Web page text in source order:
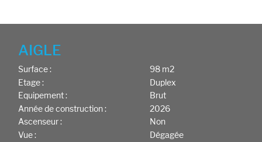
AIGLE
Surface :
98 m2
Etage :
Duplex
Equipement :
Brut
Année de construction :
2026
Ascenseur :
Non
Vue :
Dégagée